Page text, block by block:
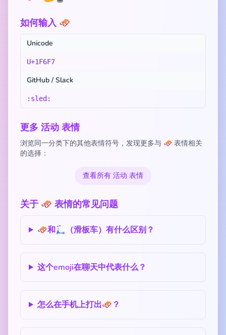
如何输入 🛷
Unicode
U+1F6F7
GitHub / Slack
:sled:
更多 活动 表情
浏览同一分类下的其他表情符号，发现更多与 🛷 表情相关
的选择：
查看所有 活动 表情
关于 🛷 表情的常见问题
🛷和🛴（滑板车）有什么区别？
这个emoji在聊天中代表什么？
怎么在手机上打出🛷？